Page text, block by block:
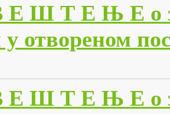
Ш Т Е Њ Е о
отвореном
Ш Т Е Њ Е о